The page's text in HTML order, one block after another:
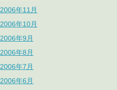
2006年11月
2006年10月
2006年9月
2006年8月
2006年7月
2006年6月